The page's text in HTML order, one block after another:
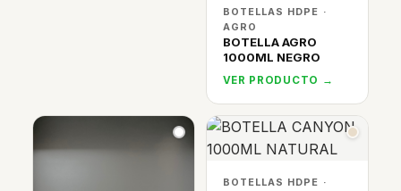
BOTELLAS HDPE ·
AGRO
BOTELLA AGRO
1000ML NEGRO
VER PRODUCTO →
BOTELLAS HDPE ·